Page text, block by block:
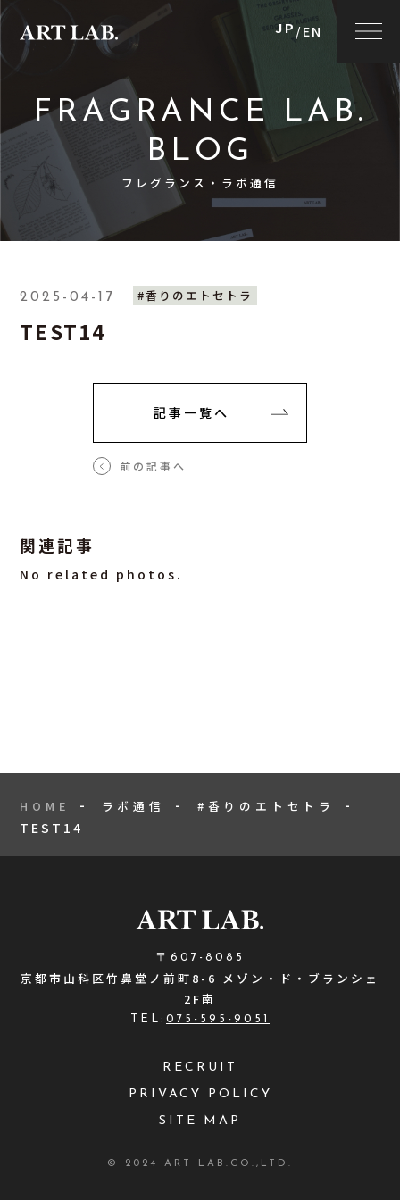
JP/EN
FRAGRANCE LAB.
BLOG
フレグランス・ラボ通信
2025-04-17 #香りのエトセトラ
TEST14
記事一覧へ
前の記事へ
関連記事
No related photos.
HOME ラボ通信 #香りのエトセトラ
TEST14
〒607-8085
京都市山科区竹鼻堂ノ前町8-6 メゾン・ド・ブランシェ
2F南
TEL: 075-595-9051
RECRUIT
PRIVACY POLICY
SITE MAP
© 2024 ART LAB.CO.,LTD.